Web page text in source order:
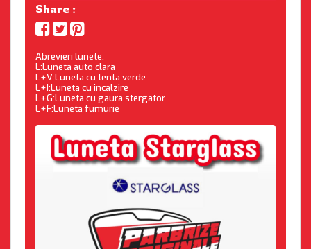
Share :
Abrevieri lunete:
L:Luneta auto clara
L+V:Luneta cu tenta verde
L+I:Luneta cu incalzire
L+G:Luneta cu gaura stergator
L+F:Luneta fumurie